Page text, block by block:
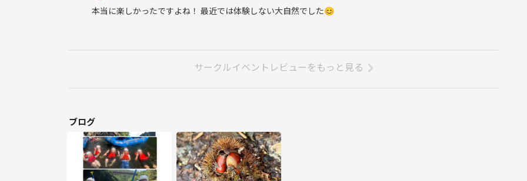
会場では「あじさいフェア」も開催中！
屋根付き会場なので、お天気を気にせずご参加いただけます🍖✨
上限なしとありますが、現在は事前にある程度の人数で予約しております。
今後それ以上の人数になる場合は、お店へ確認を取りながら調整いたします。
そのため、他のお客様の予約状況によっては満席となり、途中で募集を締め切らせていただく場合があります。
本当に楽しかったですよね！ 最近では体験しない大自然でした😊
サークルイベントレビューをもっと見る
ブログ